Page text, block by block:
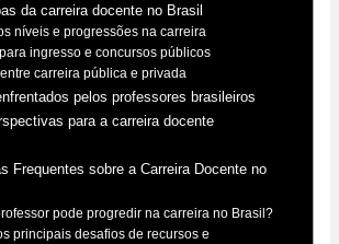
da carreira docente no Brasil
níveis e progressões na carreira
ingresso e concursos públicos
carreira pública e privada
pelos professores brasileiros
para a carreira docente
Frequentes sobre a Carreira Docente no
pode progredir na carreira no Brasil?
principais desafios de recursos e